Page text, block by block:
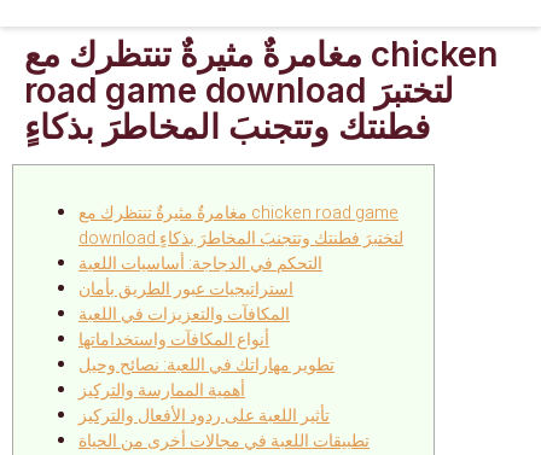
مغامرةٌ مثيرةٌ تنتظرك مع chicken
road game download لتختبرَ
فطنتك وتتجنبَ المخاطرَ بذكاءٍ
مغامرةٌ مثيرةٌ تنتظرك مع chicken road game
download لتختبرَ فطنتك وتتجنبَ المخاطرَ بذكاءٍ
التحكم في الدجاجة: أساسيات اللعبة
استراتيجيات عبور الطريق بأمان
المكافآت والتعزيزات في اللعبة
أنواع المكافآت واستخداماتها
تطوير مهاراتك في اللعبة: نصائح وحيل
أهمية الممارسة والتركيز
تأثير اللعبة على ردود الأفعال والتركيز
تطبيقات اللعبة في مجالات أخرى من الحياة